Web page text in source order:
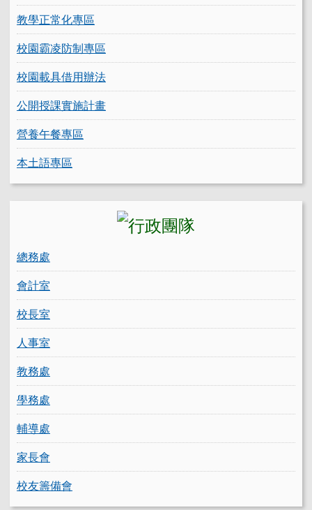
教學正常化專區
校園霸凌防制專區
校園載具借用辦法
公開授課實施計畫
營養午餐專區
本土語專區
總務處
會計室
校長室
人事室
教務處
學務處
輔導處
家長會
校友籌備會